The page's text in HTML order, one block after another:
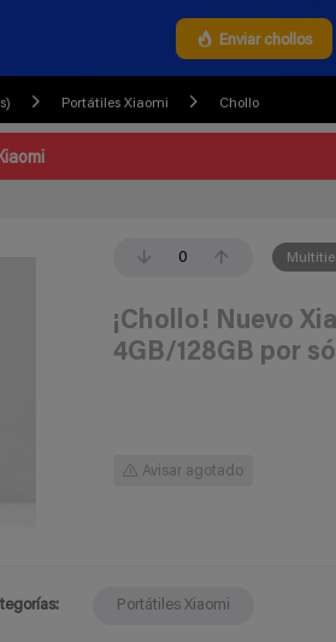
Enviar chollos
Portátiles Xiaomi Chollo
0
¡Chollo! Nuevo
4GB/128GB por
Avisar agotado
Portátiles Xiaomi